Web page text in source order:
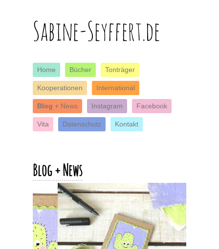
Sabine-Seyffert.de
Home Bücher Tonträger
Kooperationen International
Blog + News Instagram Facebook
Vita Datenschutz Kontakt
Blog + News